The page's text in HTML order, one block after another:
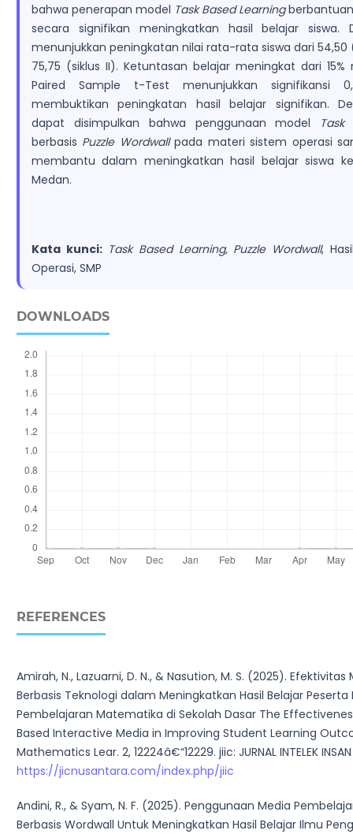
bahwa penerapan model Task Based Learning
secara signifikan meningkatkan hasil belajar siswa.
menunjukkan peningkatan nilai rata-rata siswa dari 54,50
75,75 (siklus II). Ketuntasan belajar meningkat dari 15%
Paired Sample t-Test menunjukkan signifikansi
membuktikan peningkatan hasil belajar signifikan.
dapat disimpulkan bahwa penggunaan model Task
berbasis Puzzle Wordwallpada materi sistem operasi
membantu dalam meningkatkan hasil belajar siswa
Medan.
Kata kunci: Task Based Learning, Puzzle Wordwall,
Operasi, SMP
DOWNLOADS
REFERENCES
Amirah, N., Lazuarni, D. N., & Nasution, M. S. (2025).
Berbasis Teknologi dalam Meningkatkan Hasil Belajar Peserta
Pembelajaran Matematika di Sekolah Dasar The
Based Interactive Media in Improving Student Learning
Mathematics Lear. 2, 12224â€“12229. jiic: JURNAL INTELEK INSAN
https://jicnusantara.com/index.php/jiic
Andini, R., & Syam, N. F. (2025). Penggunaan Media
Berbasis Wordwall Untuk Meningkatkan Hasil Belajar Ilmu